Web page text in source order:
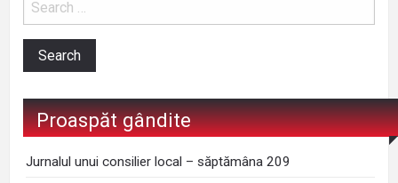
Proaspăt gândite
Jurnalul unui consilier local – săptămâna 209